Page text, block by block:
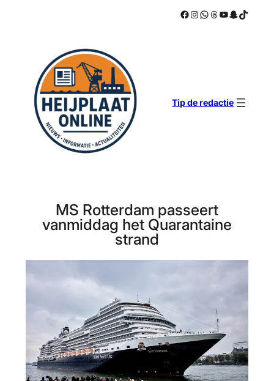
Facebook
Instagram
WhatsApp
Threads
YouTube
Snapchat
TikTok
Tip de redactie
MS Rotterdam passeert
vanmiddag het Quarantaine
strand